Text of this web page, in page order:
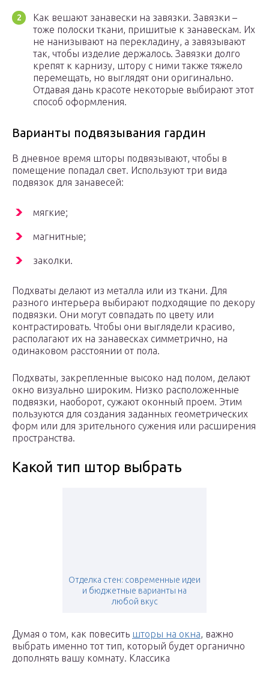
Как вешают занавески на завязки. Завязки –
тоже полоски ткани, пришитые к занавескам. Их
не нанизывают на перекладину, а завязывают
так, чтобы изделие держалось. Завязки долго
крепят к карнизу, штору с ними также тяжело
перемещать, но выглядят они оригинально.
Отдавая дань красоте некоторые выбирают этот
способ оформления.
Варианты подвязывания гардин
В дневное время шторы подвязывают, чтобы в
помещение попадал свет. Используют три вида
подвязок для занавесей:
мягкие;
магнитные;
заколки.
Подхваты делают из металла или из ткани. Для
разного интерьера выбирают подходящие по декору
подвязки. Они могут совпадать по цвету или
контрастировать. Чтобы они выглядели красиво,
располагают их на занавесках симметрично, на
одинаковом расстоянии от пола.
Подхваты, закрепленные высоко над полом, делают
окно визуально широким. Низко расположенные
подвязки, наоборот, сужают оконный проем. Этим
пользуются для создания заданных геометрических
форм или для зрительного сужения или расширения
пространства.
Какой тип штор выбрать
Отделка стен: современные идеи
и бюджетные варианты на
любой вкус
Думая о том, как повесить шторы на окна, важно
выбрать именно тот тип, который будет органично
дополнять вашу комнату. Классика